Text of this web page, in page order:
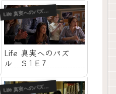
L
ife 真実へのパズル-S1
Life 真実へのパズ
ル Ｓ1Ｅ7
L
ife 真実へのパズル-S1